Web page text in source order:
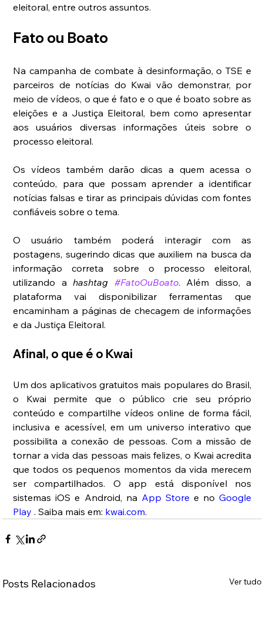
eleitoral, entre outros assuntos.
Fato ou Boato
Na campanha de combate à desinformação, o TSE e
parceiros de notícias do Kwai vão demonstrar, por
meio de vídeos, o que é fato e o que é boato sobre as
eleições e a Justiça Eleitoral, bem como apresentar
aos usuários diversas informações úteis sobre o
processo eleitoral.
Os vídeos também darão dicas a quem acessa o
conteúdo, para que possam aprender a identificar
notícias falsas e tirar as principais dúvidas com fontes
confiáveis sobre o tema.
O usuário também poderá interagir com as
postagens, sugerindo dicas que auxiliem na busca da
informação correta sobre o processo eleitoral,
utilizando a hashtag #FatoOuBoato. Além disso, a
plataforma vai disponibilizar ferramentas que
encaminham a páginas de checagem de informações
e da Justiça Eleitoral.
Afinal, o que é o Kwai
Um dos aplicativos gratuitos mais populares do Brasil,
o Kwai permite que o público crie seu próprio
conteúdo e compartilhe vídeos online de forma fácil,
inclusiva e acessível, em um universo interativo que
possibilita a conexão de pessoas. Com a missão de
tornar a vida das pessoas mais felizes, o Kwai acredita
que todos os pequenos momentos da vida merecem
ser compartilhados. O app está disponível nos
sistemas iOS e Android, na App Store e no Google
Play . Saiba mais em: kwai.com.
Posts Relacionados Ver tudo